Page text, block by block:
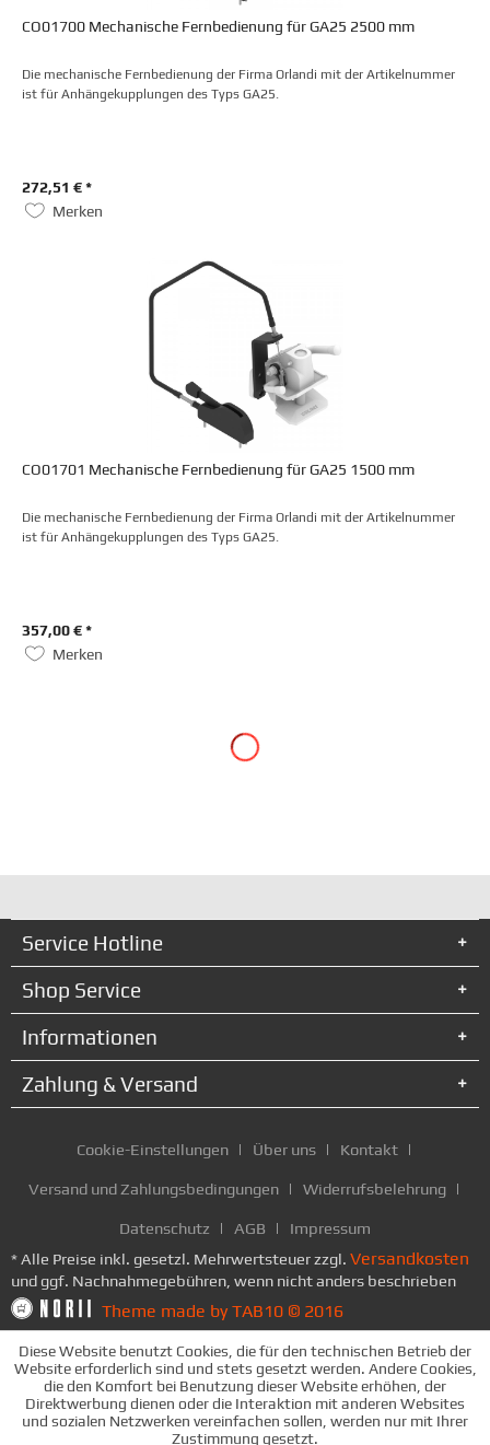
CO01700 Mechanische Fernbedienung für GA25 2500 mm
Die mechanische Fernbedienung der Firma Orlandi mit der Artikelnummer
ist für Anhängekupplungen des Typs GA25.
272,51 € *
Merken
CO01701 Mechanische Fernbedienung für GA25 1500 mm
Die mechanische Fernbedienung der Firma Orlandi mit der Artikelnummer
ist für Anhängekupplungen des Typs GA25.
357,00 € *
Merken
Service Hotline
Shop Service
Informationen
Zahlung & Versand
Cookie-Einstellungen Über uns Kontakt
Versand und Zahlungsbedingungen Widerrufsbelehrung
Datenschutz AGB
Impressum
* Alle Preise inkl. gesetzl. Mehrwertsteuer zzgl. Versandkosten
und ggf. Nachnahmegebühren, wenn nicht anders beschrieben
Theme made by TAB10 © 2016
Diese Website benutzt Cookies, die für den technischen Betrieb der
Website erforderlich sind und stets gesetzt werden. Andere Cookies,
die den Komfort bei Benutzung dieser Website erhöhen, der
Direktwerbung dienen oder die Interaktion mit anderen Websites
und sozialen Netzwerken vereinfachen sollen, werden nur mit Ihrer
Zustimmung gesetzt.